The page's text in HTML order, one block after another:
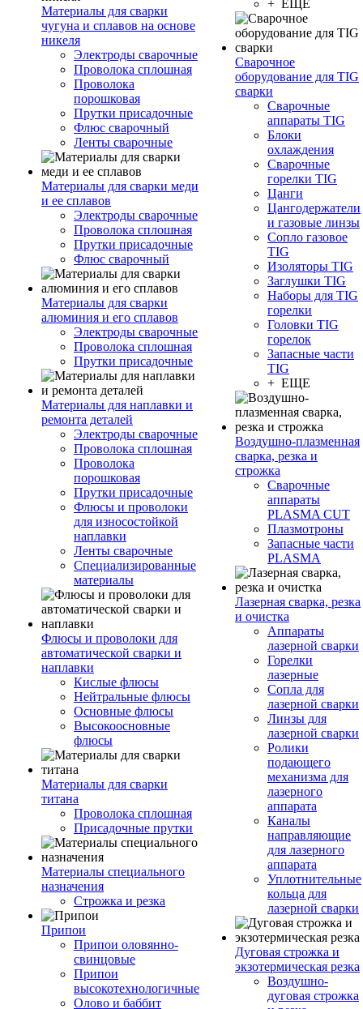
Материалы для сварки
чугуна и сплавов на основе
никеля
Электроды сварочные
Проволока сплошная
Проволока
порошковая
Прутки присадочные
Флюс сварочный
Ленты сварочные
Материалы для сварки меди
и ее сплавов
Электроды сварочные
Проволока сплошная
Прутки присадочные
Флюс сварочный
Материалы для сварки
алюминия и его сплавов
Электроды сварочные
Проволока сплошная
Прутки присадочные
Материалы для наплавки и
ремонта деталей
Электроды сварочные
Проволока сплошная
Проволока
порошковая
Прутки присадочные
Флюсы и проволоки
для износостойкой
наплавки
Ленты сварочные
Специализированные
материалы
Флюсы и проволоки для
автоматической сварки и
наплавки
Кислые флюсы
Нейтральные флюсы
Основные флюсы
Высокоосновные
флюсы
Материалы для сварки
титана
Проволока сплошная
Присадочные прутки
Материалы специального
назначения
Строжка и резка
Припои
Припои оловянно-
свинцовые
Припои
высокотехнологичные
Олово и баббит
+ ЕЩЕ
Сварочное
оборудование для TIG
сварки
Сварочные
аппараты TIG
Блоки
охлаждения
Сварочные
горелки TIG
Цанги
Цангодержатели
и газовые линзы
Сопло газовое
TIG
Изоляторы TIG
Заглушки TIG
Наборы для TIG
горелки
Головки TIG
горелок
Запасные части
TIG
+ ЕЩЕ
Воздушно-плазменная
сварка, резка и
строжка
Сварочные
аппараты
PLASMA CUT
Плазмотроны
Запасные части
PLASMA
Лазерная сварка, резка
и очистка
Аппараты
лазерной сварки
Горелки
лазерные
Сопла для
лазерной сварки
Линзы для
лазерной сварки
Ролики
подающего
механизма для
лазерного
аппарата
Каналы
направляющие
для лазерного
аппарата
Уплотнительные
кольца для
лазерной сварки
Дуговая строжка и
экзотермическая резка
Воздушно-
дуговая строжка